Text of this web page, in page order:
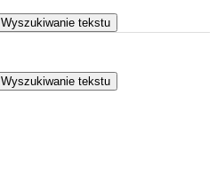
Wyszukiwanie tekstu
Wyszukiwanie tekstu